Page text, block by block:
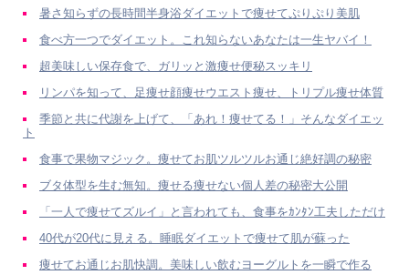
暑さ知らずの長時間半身浴ダイエットで痩せてぷりぷり美肌
食べ方一つでダイエット。これ知らないあなたは一生ヤバイ！
超美味しい保存食で、ガリッと激痩せ便秘スッキリ
リンパを知って、足痩せ顔痩せウエスト痩せ、トリプル痩せ体質
季節と共に代謝を上げて、「あれ！痩せてる！」そんなダイエッ
ト
食事で果物マジック。痩せてお肌ツルツルお通じ絶好調の秘密
ブタ体型を生む無知。痩せる痩せない個人差の秘密大公開
「一人で痩せてズルイ」と言われても、食事をｶﾝﾀﾝ工夫しただけ
40代が20代に見える。睡眠ダイエットで痩せて肌が蘇った
痩せてお通じお肌快調。美味しい飲むヨーグルトを一瞬で作る